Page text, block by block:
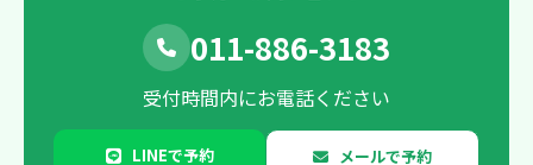
011-886-3183
受付時間内にお電話ください
LINEで予約 メールで予約